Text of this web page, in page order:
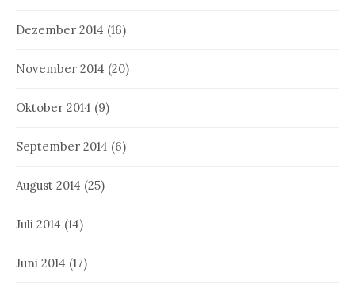
Dezember 2014 (16)
November 2014 (20)
Oktober 2014 (9)
September 2014 (6)
August 2014 (25)
Juli 2014 (14)
Juni 2014 (17)